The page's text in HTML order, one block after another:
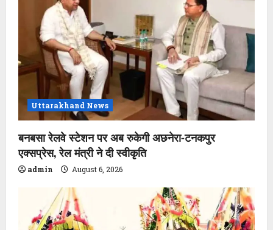
Uttarakhand News
बनबसा रेलवे स्टेशन पर अब रुकेगी अछनेरा-टनकपुर
एक्सप्रेस, रेल मंत्री ने दी स्वीकृति
admin August 6, 2026